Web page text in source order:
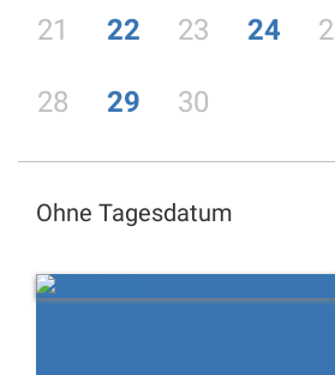
21 22 23 24
28 29 30
Ohne Tagesdatum